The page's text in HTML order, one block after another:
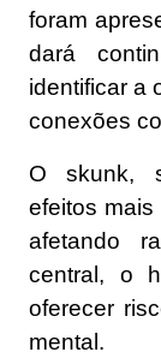
foram
dará
identificar a
conexões
O skunk,
efeitos
afetando
central, o
oferecer
mental.